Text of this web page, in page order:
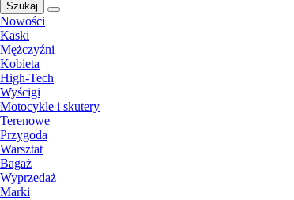
Szukaj
Nowości
Kaski
Mężczyźni
Kobieta
High-Tech
Wyścigi
Motocykle i skutery
Terenowe
Przygoda
Warsztat
Bagaż
Wyprzedaż
Marki